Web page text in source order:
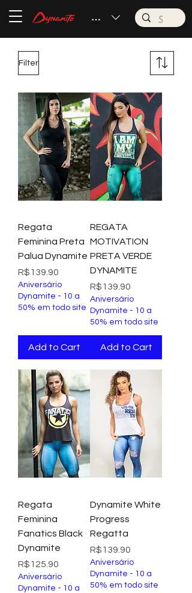
BRL (R$)
Filter
Regata
Feminina Preta
Palua Dynamite
Price
R$139.90
Aniversário
Dynamite - 10 a
50% em todo site
Add to Cart
REGATA
MOTIVATION
PRETA VERDE
DYNAMITE
Price
R$139.90
Aniversário
Dynamite - 10 a
50% em todo site
Add to Cart
Regata
Feminina
Fanatics Black
Dynamite
Price
R$125.90
Aniversário
Dynamite - 10 a
Dynamite White
Progress
Regatta
Price
R$139.90
Aniversário
Dynamite - 10 a
50% em todo site